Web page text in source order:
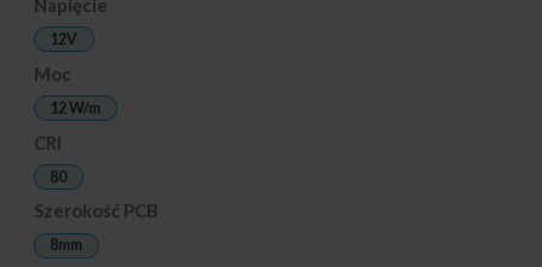
Napięcie
12V
Moc
12 W/m
CRI
80
Szerokość PCB
8mm